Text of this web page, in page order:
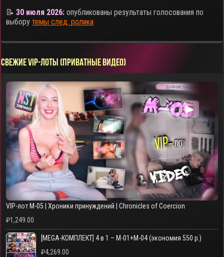
📝30 июля 2026: опубликованы результаты голосования по
выборутемы след. ролика
СВЕЖИЕ VIP-ЛОТЫ (ПРИВАТНЫЕ ВИДЕО)
▶
VIP-лот M-05 | Хроники принуждений | Chronicles of Coercion
₽1,249.00
[MEGA-КОМПЛЕКТ] 4 в 1 – M-01+M-04 (экономия 550 р.)
₽4,269.00